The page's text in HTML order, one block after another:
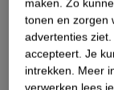
Nature Impact
maken. Zo
tonen en zorgen
advertenties ziet.
accepteert. Je
intrekken. Meer